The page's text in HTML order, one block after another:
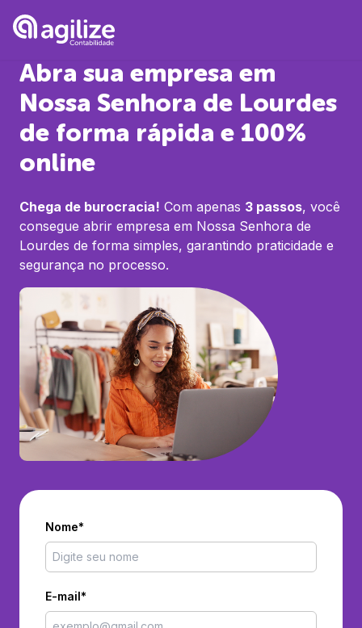
Abra sua empresa em
Nossa Senhora de Lourdes
de forma rápida e 100%
online
Chega de burocracia! Com apenas 3 passos, você
consegue abrir empresa em Nossa Senhora de
Lourdes de forma simples, garantindo praticidade e
segurança no processo.
Nome*
E-mail*